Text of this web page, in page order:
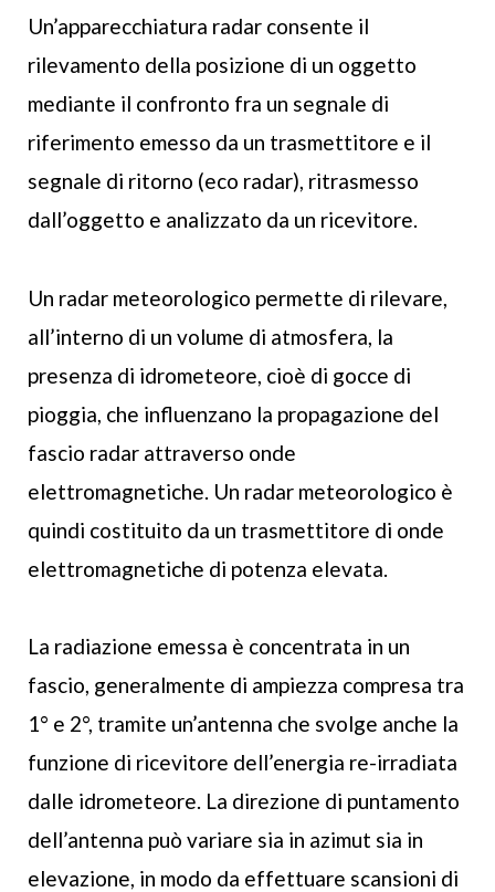
Un’apparecchiatura radar consente il
rilevamento della posizione di un oggetto
mediante il confronto fra un segnale di
riferimento emesso da un trasmettitore e il
segnale di ritorno (eco radar), ritrasmesso
dall’oggetto e analizzato da un ricevitore.
Un radar meteorologico permette di rilevare,
all’interno di un volume di atmosfera, la
presenza di idrometeore, cioè di gocce di
pioggia, che influenzano la propagazione del
fascio radar attraverso onde
elettromagnetiche. Un radar meteorologico è
quindi costituito da un trasmettitore di onde
elettromagnetiche di potenza elevata.
La radiazione emessa è concentrata in un
fascio, generalmente di ampiezza compresa tra
1° e 2°, tramite un’antenna che svolge anche la
funzione di ricevitore dell’energia re-irradiata
dalle idrometeore. La direzione di puntamento
dell’antenna può variare sia in azimut sia in
elevazione, in modo da effettuare scansioni di